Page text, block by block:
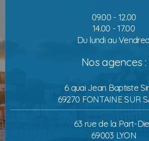
09.00 - 12.00
14.00 - 17.00
Du lundi au
Nos agences :
6 quai Jean Baptiste
69270 FONTAINE SUR
63 rue de la Part-
69003 LYON